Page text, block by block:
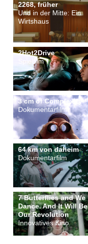
2268, früher
Und in der Mitte: Ein
Wirtshaus
2Hot2Drive
Spielfilm
3 cm of Complexity
Dokumentarfilm
64 km von daheim
Dokumentarfilm
7 Butterflies and We
Dance. And It Will Be
Our Revolution
Innovatives Kino